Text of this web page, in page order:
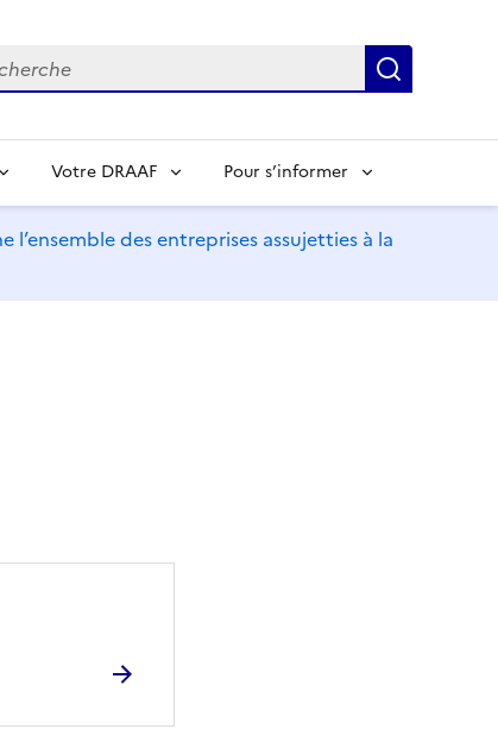
Votre DRAAF Pour s’informer
des entreprises assujetties à la